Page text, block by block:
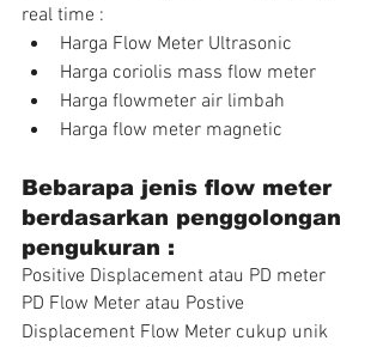
real time :
Harga Flow Meter Ultrasonic
Harga coriolis mass flow meter
Harga flowmeter air limbah
Harga flow meter magnetic
Bebarapa jenis flow meter
berdasarkan penggolongan
pengukuran :
Positive Displacement atau PD meter
PD Flow Meter atau Postive
Displacement Flow Meter cukup unik